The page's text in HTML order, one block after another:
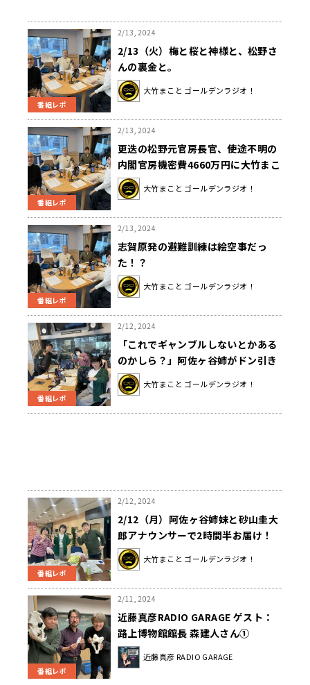
番組レポ
2/13, 2024
2/13（火）梅と桜と神様と、松野さ
んの裏金と。
大竹まこと ゴールデンラジオ！
番組レポ
2/13, 2024
更迭の松野元官房長官、使途不明の
内閣官房機密費4660万円に大竹まこ
と「マイバッハでも買ったかな
（笑）」
大竹まこと ゴールデンラジオ！
番組レポ
2/13, 2024
志賀原発の避難訓練は絵空事だっ
た！？
大竹まこと ゴールデンラジオ！
番組レポ
2/12, 2024
「これでギャンブルしないとかある
のかしら？」阿佐ヶ谷姉がドン引き
した“競馬大好き？”男のポイントと
は
大竹まこと ゴールデンラジオ！
番組レポ
2/12, 2024
2/12（月）阿佐ヶ谷姉妹と砂山圭大
郎アナウンサーで2時間半お届け！
大竹まこと ゴールデンラジオ！
番組レポ
2/11, 2024
近藤真彦RADIO GARAGE ゲスト：
路上博物館館長 森建人さん①
近藤真彦 RADIO GARAGE